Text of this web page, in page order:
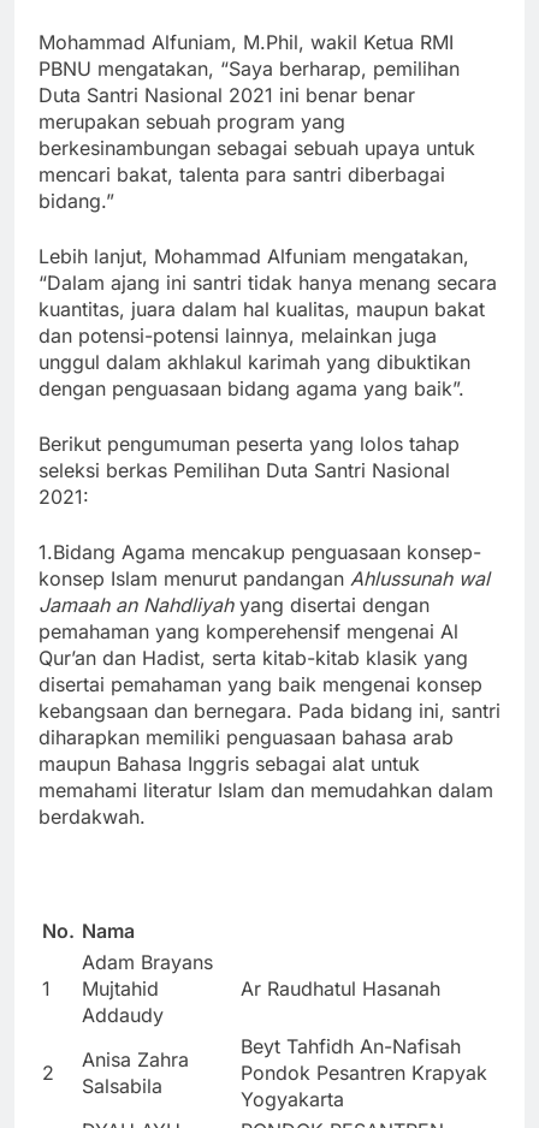
Mohammad Alfuniam, M.Phil, wakil Ketua RMI
PBNU mengatakan, “Saya berharap, pemilihan
Duta Santri Nasional 2021 ini benar benar
merupakan sebuah program yang
berkesinambungan sebagai sebuah upaya untuk
mencari bakat, talenta para santri diberbagai
bidang.”
Lebih lanjut, Mohammad Alfuniam mengatakan,
“Dalam ajang ini santri tidak hanya menang secara
kuantitas, juara dalam hal kualitas, maupun bakat
dan potensi-potensi lainnya, melainkan juga
unggul dalam akhlakul karimah yang dibuktikan
dengan penguasaan bidang agama yang baik”.
Berikut pengumuman peserta yang lolos tahap
seleksi berkas Pemilihan Duta Santri Nasional
2021:
1.Bidang Agama mencakup penguasaan konsep-
konsep Islam menurut pandangan Ahlussunah wal
Jamaah an Nahdliyahyang disertai dengan
pemahaman yang komperehensif mengenai Al
Qur’an dan Hadist, serta kitab-kitab klasik yang
disertai pemahaman yang baik mengenai konsep
kebangsaan dan bernegara. Pada bidang ini, santri
diharapkan memiliki penguasaan bahasa arab
maupun Bahasa Inggris sebagai alat untuk
memahami literatur Islam dan memudahkan dalam
berdakwah.
No. Nama
1
Adam Brayans
Mujtahid
Addaudy
Ar Raudhatul Hasanah
2
Anisa Zahra
Salsabila
Beyt Tahfidh An-Nafisah
Pondok Pesantren Krapyak
Yogyakarta